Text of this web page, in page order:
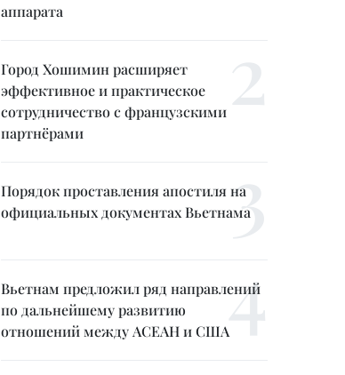
аппарата
Город Хошимин расширяет
эффективное и практическое
сотрудничество с французскими
партнёрами
Порядок проставления апостиля на
официальных документах Вьетнама
Вьетнам предложил ряд направлений
по дальнейшему развитию
отношений между АСЕАН и США